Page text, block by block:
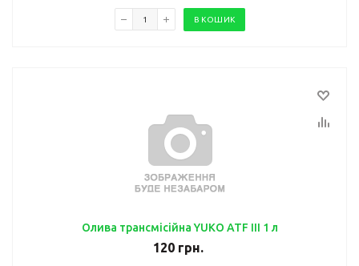
В КОШИК
Олива трансмісійна YUKO ATF III 1 л
120 грн.